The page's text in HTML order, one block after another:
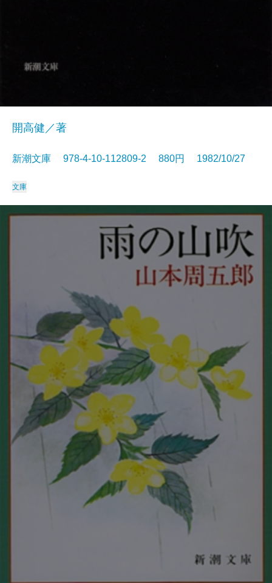
開高健／著
新潮文庫 978-4-10-112809-2 880円 1982/10/27
文庫